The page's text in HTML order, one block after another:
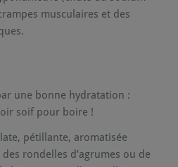
musculaires et des
une bonne hydratation :
soif pour boire !
pétillante, aromatisée
rondelles d’agrumes ou de